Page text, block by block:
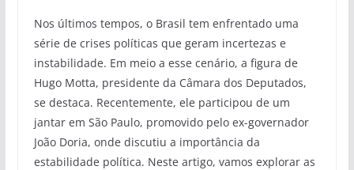
Nos últimos tempos, o Brasil tem enfrentado uma
série de crises políticas que geram incertezas e
instabilidade. Em meio a esse cenário, a figura de
Hugo Motta, presidente da Câmara dos Deputados,
se destaca. Recentemente, ele participou de um
jantar em São Paulo, promovido pelo ex-governador
João Doria, onde discutiu a importância da
estabilidade política. Neste artigo, vamos explorar as